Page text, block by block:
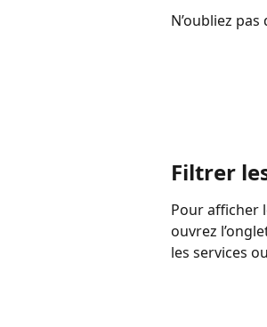
N’oubliez pas
Filtrer
Pour afficher
ouvrez
les services